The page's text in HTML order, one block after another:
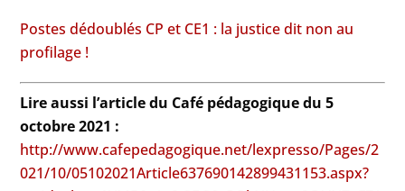
Postes dédoublés CP et CE1 : la justice dit non au
profilage !
Lire aussi l’article du Café pédagogique du 5
octobre 2021 :
http://www.cafepedagogique.net/lexpresso/Pages/2
021/10/05102021Article637690142899431153.aspx?